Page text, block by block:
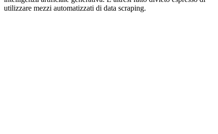
utilizzare mezzi automatizzati di data scraping.